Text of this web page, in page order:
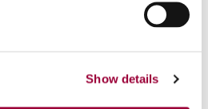
Show details